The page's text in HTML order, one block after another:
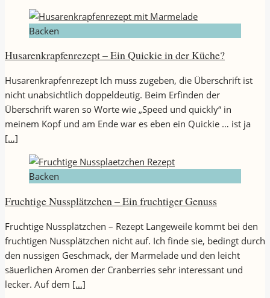
Backen
Husarenkrapfenrezept – Ein Quickie in der Küche?
Husarenkrapfenrezept Ich muss zugeben, die Überschrift ist
nicht unabsichtlich doppeldeutig. Beim Erfinden der
Überschrift waren so Worte wie „Speed und quickly“ in
meinem Kopf und am Ende war es eben ein Quickie … ist ja
[…]
Backen
Fruchtige Nussplätzchen – Ein fruchtiger Genuss
Fruchtige Nussplätzchen – Rezept Langeweile kommt bei den
fruchtigen Nussplätzchen nicht auf. Ich finde sie, bedingt durch
den nussigen Geschmack, der Marmelade und den leicht
säuerlichen Aromen der Cranberries sehr interessant und
lecker. Auf dem […]